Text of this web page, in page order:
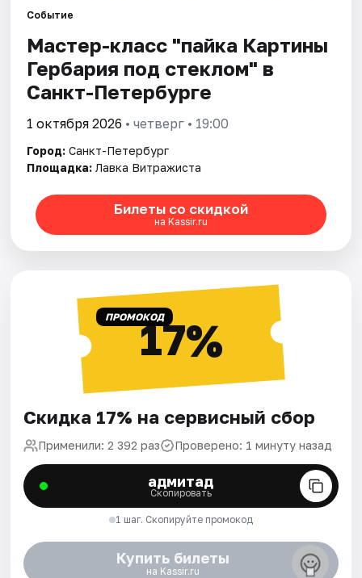
Города
Площадки
Артисты
Рейтинги
Событие
Мастер-класс "пайка Картины
Гербария под стеклом" в
Санкт-Петербурге
1 октября 2026 • четверг • 19:00
Город: Санкт-Петербург
Площадка: Лавка Витражиста
Билеты со скидкой
на Kassir.ru
ПРОМОКОД17%
Скидка 17% на сервисный сбор
Применили: 2 392 раз Проверено: 1 минуту назад
адмитад
Скопировать
1 шаг. Скопируйте промокод
Купить билеты
на Kassir.ru